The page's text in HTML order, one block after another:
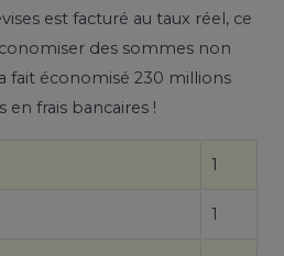
est facturé au taux réel, ce
des sommes non
fait économisé 230 millions
en frais bancaires !
1
1